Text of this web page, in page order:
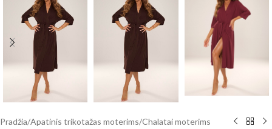
Pradžia/Apatinis trikotažas moterims/Chalatai moterims